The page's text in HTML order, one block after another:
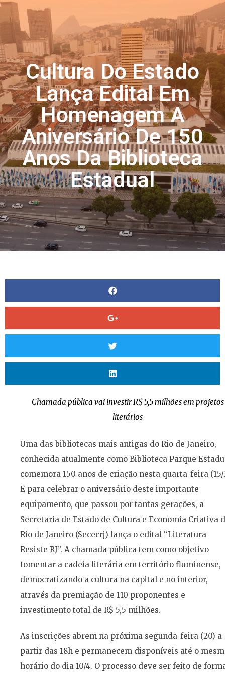
Cultura Do Estado
Lança Edital Em
Homenagem A
Aniversário De 150
Anos Da Biblioteca
Estadual
Chamada pública vai investir R$ 5,5 milhões em projetos
literários
Uma das bibliotecas mais antigas do Rio de Janeiro,
conhecida atualmente como Biblioteca Parque
comemora 150 anos de criação nesta quarta-feira (15/
E para celebrar o aniversário deste importante
equipamento, que passou por tantas gerações, a
Secretaria de Estado de Cultura e Economia Criativa
Rio de Janeiro (Sececrj) lança o edital “Literatura
Resiste RJ”. A chamada pública tem como objetivo
fomentar a cadeia literária em território fluminense,
democratizando a cultura na capital e no interior,
através da premiação de 110 proponentes e
investimento total de R$ 5,5 milhões.
As inscrições abrem na próxima segunda-feira (20) a
partir das 18h e permanecem disponíveis até o
horário do dia 10/4. O processo deve ser feito de